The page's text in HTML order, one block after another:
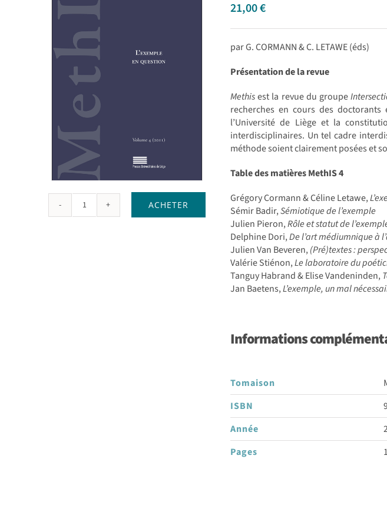
quantité
ACHETER
21,00€
par G. CORMANN & C. LETAWE (éds)
Présentation de la revue
Methisest la revue du groupe
recherches en cours des
l’Université de Liège et la
interdisciplinaires. Un tel cadre
méthode soient clairement posées et
Table des matières MethIS 4
Grégory Cormann & Céline Letawe,
Sémir Badir,Sémiotique de l’exemple
Julien Pieron,Rôle et statut de
Delphine Dori,De l’art médiumnique à
Julien Van Beveren,(Pré)textes :
Valérie Stiénon,Le laboratoire du
Tanguy Habrand & Elise Vandeninden,
Jan Baetens,L’exemple, un mal
Informations
Tomaison
ISBN
Année
Pages